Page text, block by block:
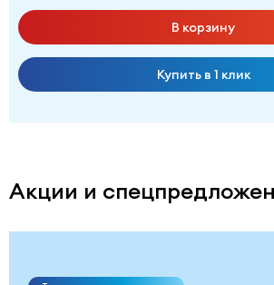
В корзину
Купить в 1 клик
Акции и